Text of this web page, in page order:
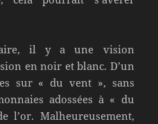
il y a une vision
en noir et blanc. D’un
sur « du vent », sans
adossées à « du
l’or. Malheureusement,